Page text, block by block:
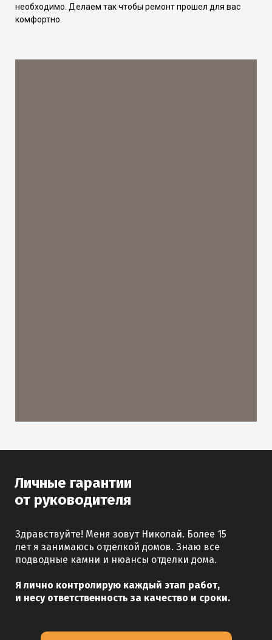
необходимо. Делаем так чтобы ремонт прошел для вас
комфортно.
Здравствуйте! Меня зовут Николай. Более 15
лет я занимаюсь отделкой домов. Знаю все
подводные камни и нюансы отделки дома.
Я лично контролирую каждый этап работ,
и несу ответственность за качество и сроки.
Личные гарантии
от руководителя